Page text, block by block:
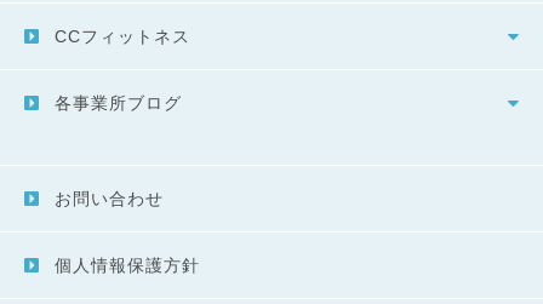
CCフィットネス
各事業所ブログ
お問い合わせ
個人情報保護方針